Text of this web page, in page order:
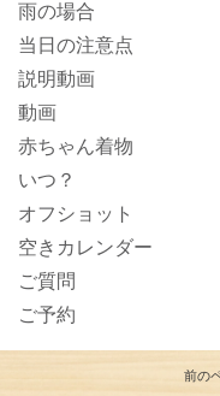
雨の場合
当日の注意点
説明動画
動画
赤ちゃん着物
いつ？
オフショット
空きカレンダー
ご質問
ご予約
前の